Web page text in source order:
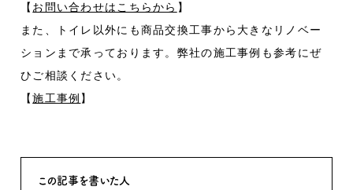
【 お問い合わせはこちらから 】
また、トイレ以外にも商品交換工事から大きなリノベー
ションまで承っております。弊社の施工事例も参考にぜ
ひご相談ください。
【施工事例 】
この記事を書いた人